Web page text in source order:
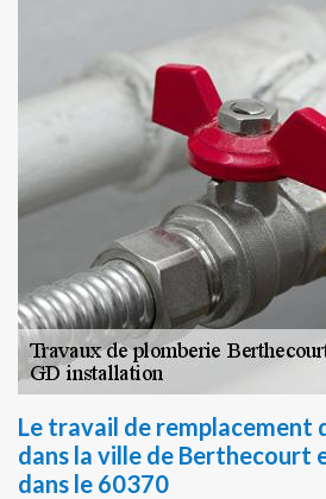
Le travail de remplacement
dans la ville de Berthecourt
dans le 60370